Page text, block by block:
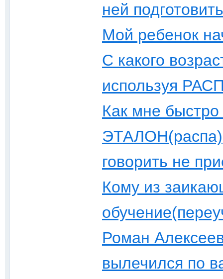
ней
Мой ребенок
С какого
используя
Как мне
говорить не
Кому из
Роман
вылечился по